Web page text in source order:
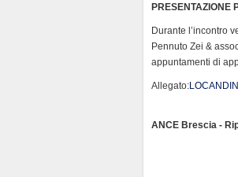
PRESENTAZIONE
Durante l’incontro
Pennuto Zei &
appuntamenti di
Allegato:
ANCE Brescia -